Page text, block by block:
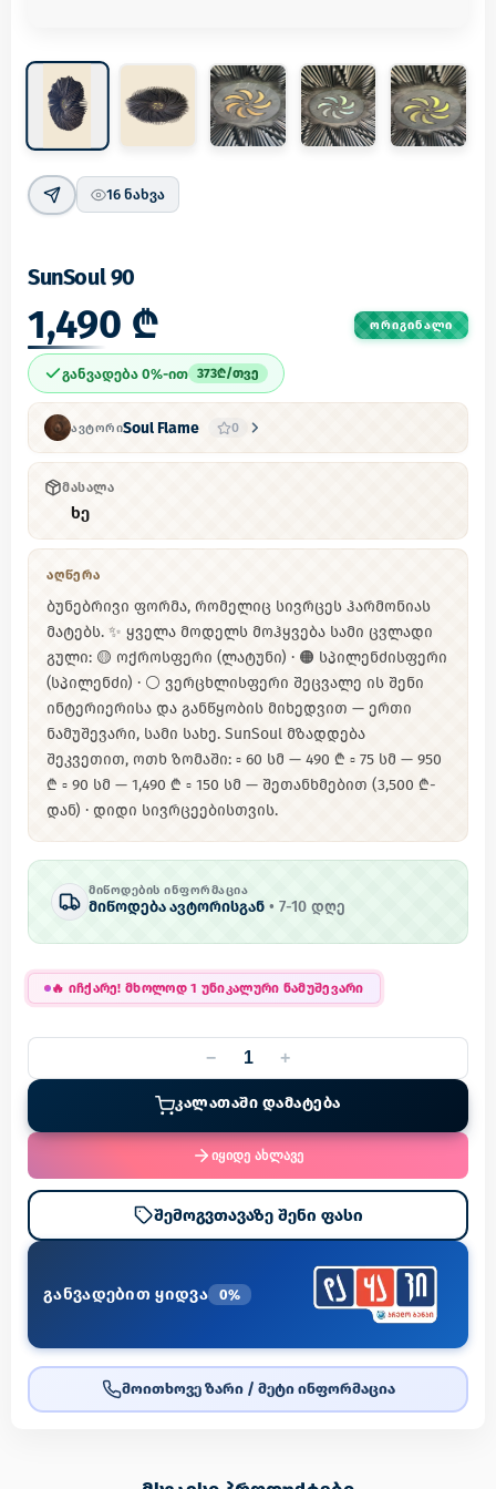
16 ნახვა
SunSoul 90
1,490 ₾ ᲝᲠᲘᲒᲘᲜᲐᲚᲘ
განვადება 0%-ით 373₾/თვე
ᲐᲕᲢᲝᲠᲘSoul Flame 0
ᲛᲐᲡᲐᲚᲐ
ხე
ᲐᲦᲬᲔᲠᲐ
ბუნებრივი ფორმა, რომელიც სივრცეს ჰარმონიას
მატებს. ✨ ყველა მოდელს მოჰყვება სამი ცვლადი
გული: 🟡 ოქროსფერი (ლატუნი) · 🟠 სპილენძისფერი
(სპილენძი) · ⚪ ვერცხლისფერი შეცვალე ის შენი
ინტერიერისა და განწყობის მიხედვით — ერთი
ნამუშევარი, სამი სახე. SunSoul მზადდება
შეკვეთით, ოთხ ზომაში: ▫️ 60 სმ — 490 ₾ ▫️ 75 სმ — 950
₾ ▫️ 90 სმ — 1,490 ₾ ▫️ 150 სმ — შეთანხმებით (3,500 ₾-
დან) · დიდი სივრცეებისთვის.
ᲛᲘᲬᲝᲓᲔᲑᲘᲡ ᲘᲜᲤᲝᲠᲛᲐᲪᲘᲐ
მიწოდება ავტორისგან • 7-10 დღე
🔥 იჩქარე! მხოლოდ 1 უნიკალური ნამუშევარი
− +
ᲙᲐᲚᲐᲗᲐᲨᲘ ᲓᲐᲛᲐᲢᲔᲑᲐ
იყიდე ახლავე
შემოგვთავაზე შენი ფასი
განვადებით ყიდვა 0%
მოითხოვე ზარი / მეტი ინფორმაცია